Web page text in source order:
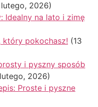
lutego, 2026)
Idealny na lato i zimę
który pokochasz! (13
i pyszny sposób
2026)
Proste i pyszne